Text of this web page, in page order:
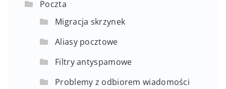
Poczta
Migracja skrzynek
Aliasy pocztowe
Filtry antyspamowe
Problemy z odbiorem wiadomości